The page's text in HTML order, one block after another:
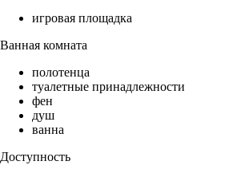
игровая площадка
Ванная комната
полотенца
туалетные принадлежности
фен
душ
ванна
Доступность